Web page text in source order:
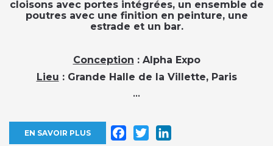
cloisons avec portes intégrées, un ensemble de
poutres avec une finition en peinture, une
estrade et un bar.
Conception : Alpha Expo
Lieu : Grande Halle de la Villette, Paris
...
EN SAVOIR PLUS Facebook
Twitter